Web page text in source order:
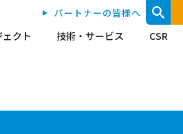
クト 技術・サービス CSR
パートナーの皆様へ